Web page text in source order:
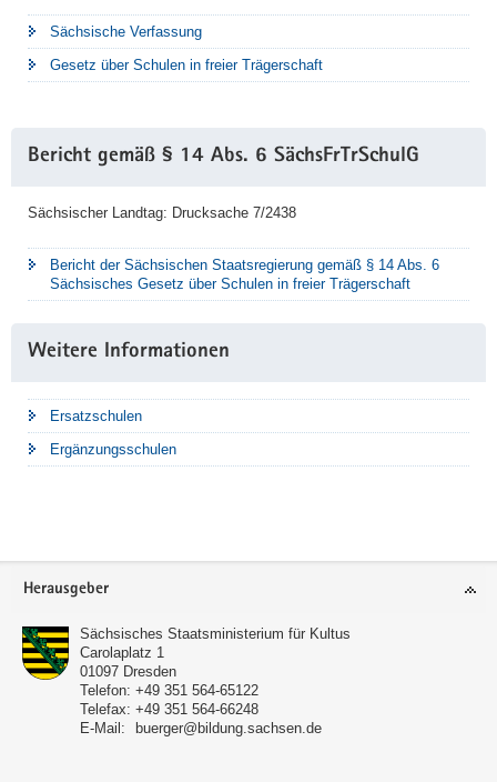
Sächsische Verfassung
Gesetz über Schulen in freier Trägerschaft
Bericht gemäß § 14 Abs. 6 SächsFrTrSchulG
Sächsischer Landtag: Drucksache 7/2438
Bericht der Sächsischen Staatsregierung gemäß § 14 Abs. 6
Sächsisches Gesetz über Schulen in freier Trägerschaft
Weitere Informationen
Ersatzschulen
Ergänzungsschulen
Footer-
Herausgeber
Sächsisches Staatsministerium für Kultus
Carolaplatz 1
01097 Dresden
Telefon: +49 351 564-65122
Telefax: +49 351 564-66248
E-Mail:
buerger@bildung.sachsen.de